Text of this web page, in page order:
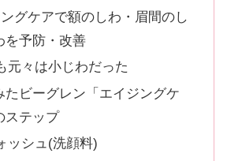
グケアで額のしわ・眉間のし
を予防・改善
元々は小じわだった
たビーグレン「エイジングケ
ステップ
ッシュ(洗顔料)